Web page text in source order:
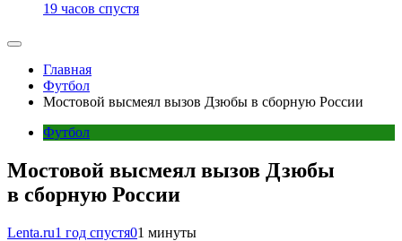
19 часов спустя
Главная
Футбол
Мостовой высмеял вызов Дзюбы в сборную России
Футбол
Мостовой высмеял вызов Дзюбы
в сборную России
Lenta.ru1 год спустя01 минуты